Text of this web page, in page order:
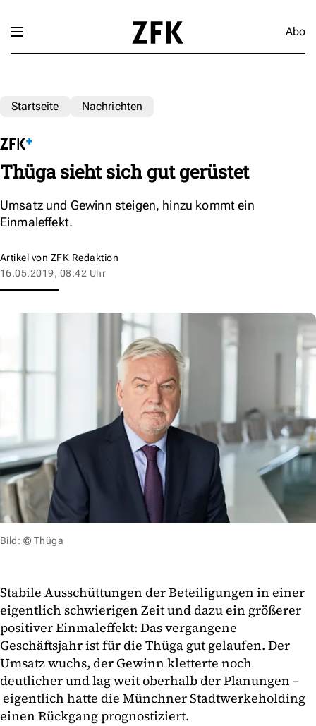
Abo
Startseite Nachrichten
Thüga sieht sich gut gerüstet
Umsatz und Gewinn steigen, hinzu kommt ein
Einmaleffekt.
Artikel von ZFK Redaktion
16.05.2019, 08:42 Uhr
Bild: © Thüga
Stabile Ausschüttungen der Beteiligungen in einer
eigentlich schwierigen Zeit und dazu ein größerer
positiver Einmaleffekt: Das vergangene
Geschäftsjahr ist für die Thüga gut gelaufen. Der
Umsatz wuchs, der Gewinn kletterte noch
deutlicher und lag weit oberhalb der Planungen –
eigentlich hatte die Münchner Stadtwerkeholding
einen Rückgang prognostiziert.